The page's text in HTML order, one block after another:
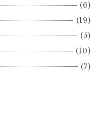
(6)
(19)
(5)
(10)
(7)